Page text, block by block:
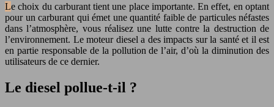
Le choix du carburant tient une place importante. En effet, en optant
pour un carburant qui émet une quantité faible de particules néfastes
dans l’atmosphère, vous réalisez une lutte contre la destruction de
l’environnement. Le moteur diesel a des impacts sur la santé et il est
en partie responsable de la pollution de l’air, d’où la diminution des
utilisateurs de ce dernier.
Le diesel pollue-t-il ?